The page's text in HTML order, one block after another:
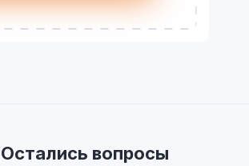
Остались вопросы